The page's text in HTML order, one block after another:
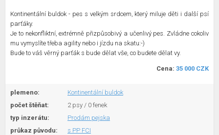
Kontinentální buldok - pes s velkým srdcem, který miluje děti i další psí
parťáky.
Je to nekonfliktní, extrémně přizpůsobivý a učenlivý pes. Zvládne cokoliv
mu vymyslíte třeba agility nebo i jízdu na skatu:-)
Bude to váš věrný parťák s bude dělat vše, co budete dělat vy.
Cena: 35 000 CZK
plemeno:
Kontinentální buldok
počet štěňat:
2 psy / 0 fenek
typ inzerátu:
Prodám pejska
průkaz původu:
s PP FCI